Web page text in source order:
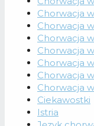
Chorwacja
Chorwacja
Chorwacja
Chorwacja
Chorwacja
Chorwacja
Chorwacja
Ciekawostki
Istria